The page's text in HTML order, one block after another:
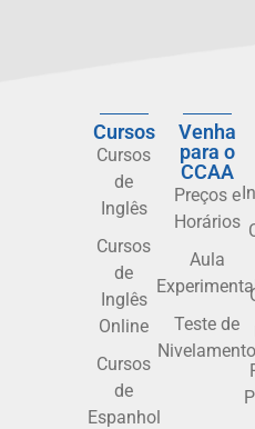
Cursos
Cursos
de
Inglês
Cursos
de
Inglês
Online
Cursos
de
Espanhol
Venha
para o
CCAA
Preços e
Horários
Aula
Teste de
Nivelamento